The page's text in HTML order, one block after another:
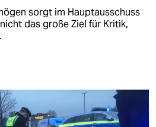
sorgt im Hauptausschuss
das große Ziel für Kritik,